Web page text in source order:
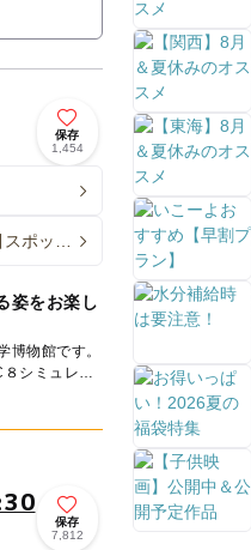
保存
1,454
ポット
姿をお楽し
博物館です。
シミュレー
保存
7,812